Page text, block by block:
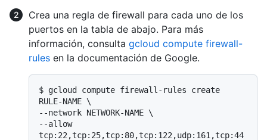
Crea una regla de firewall para cada uno de los
puertos en la tabla de abajo. Para más
información, consulta gcloud compute firewall-
rules en la documentación de Google.
$ gcloud compute firewall-rules create
RULE-NAME \
--network NETWORK-NAME \
--allow
tcp:22,tcp:25,tcp:80,tcp:122,udp:161,tcp:44